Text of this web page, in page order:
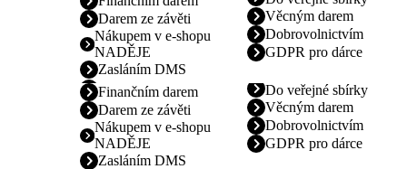
Darem ze závěti
Nákupem v e-shopu
NADĚJE
Zasláním DMS
Věcným darem
Dobrovolnictvím
GDPR pro dárce
Finančním darem
Darem ze závěti
Nákupem v e-shopu
NADĚJE
Zasláním DMS
Do veřejné sbírky
Věcným darem
Dobrovolnictvím
GDPR pro dárce